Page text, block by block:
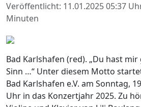
Veröffentlicht: 11.01.2025 05:37
Minuten
Bad Karlshafen (red). „Du hast
Sinn …“ Unter diesem Motto
Bad Karlshafen e.V. am Sonntag,
Uhr in das Konzertjahr 2025. Zu